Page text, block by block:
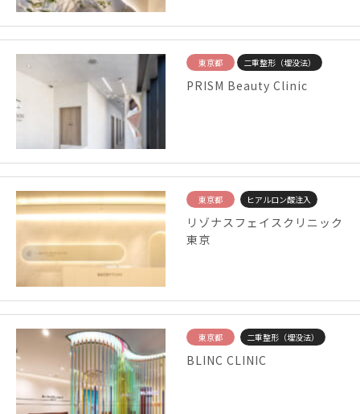
東京都 二重整形（埋没法）
PRISM Beauty Clinic
東京都 ヒアルロン酸注入
リゾナスフェイスクリニック
東京
東京都 二重整形（埋没法）
BLINC CLINIC